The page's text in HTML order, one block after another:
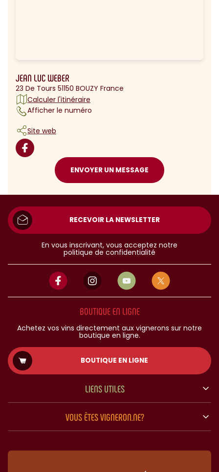
JEAN LUC WEBER
23 De Tours 51150 BOUZY France
Calculer l'itinéraire
Afficher le numéro
Site web
ENVOYER UN MESSAGE
RECEVOIR LA NEWSLETTER
En vous inscrivant, vous acceptez notre
politique de confidentialité
BOUTIQUE EN LIGNE
Achetez vos vins directement aux vignerons sur notre
boutique en ligne.
BOUTIQUE EN LIGNE
LIENS UTILES
VOUS ÊTES VIGNERON.NE?